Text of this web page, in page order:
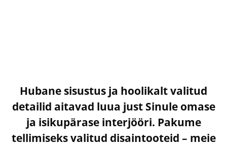
Hubane sisustus ja hoolikalt valitud
detailid aitavad luua just Sinule omase
ja isikupärase interjööri. Pakume
tellimiseks valitud disaintooteid – meie